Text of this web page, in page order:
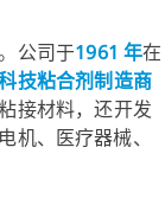
公司于1961 年在
技粘合剂制造商
接材料，还开发
机、医疗器械、